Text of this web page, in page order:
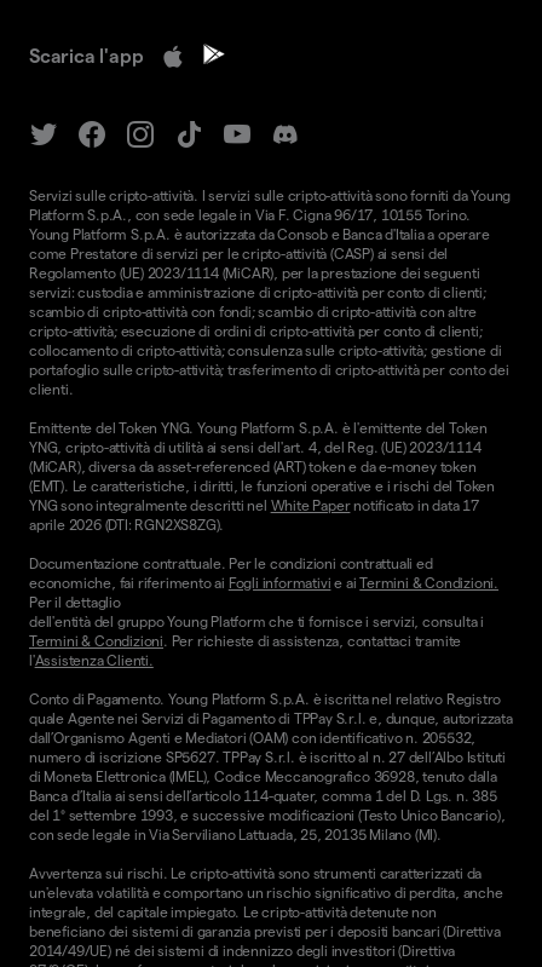
Scarica l'app
Servizi sulle cripto-attività. I servizi sulle cripto-attività sono forniti da Young
Platform S.p.A., con sede legale in Via F. Cigna 96/17, 10155 Torino.
Young Platform S.p.A. è autorizzata da Consob e Banca d'Italia a operare
come Prestatore di servizi per le cripto-attività (CASP) ai sensi del
Regolamento (UE) 2023/1114 (MiCAR), per la prestazione dei seguenti
servizi: custodia e amministrazione di cripto-attività per conto di clienti;
scambio di cripto-attività con fondi; scambio di cripto-attività con altre
cripto-attività; esecuzione di ordini di cripto-attività per conto di clienti;
collocamento di cripto-attività; consulenza sulle cripto-attività; gestione di
portafoglio sulle cripto-attività; trasferimento di cripto-attività per conto dei
clienti.
Emittente del Token YNG. Young Platform S.p.A. è l'emittente del Token
YNG, cripto-attività di utilità ai sensi dell'art. 4, del Reg. (UE) 2023/1114
(MiCAR), diversa da asset-referenced (ART) token e da e-money token
(EMT). Le caratteristiche, i diritti, le funzioni operative e i rischi del Token
YNG sono integralmente descritti nel White Papernotificato in data 17
aprile 2026 (DTI: RGN2XS8ZG).
Documentazione contrattuale. Per le condizioni contrattuali ed
economiche, fai riferimento ai Fogli informativi e aiTermini & Condizioni.
Per il dettaglio
dell'entità del gruppo Young Platform che ti fornisce i servizi, consulta i
Termini & Condizioni. Per richieste di assistenza, contattaci tramite
l'Assistenza Clienti.
Conto di Pagamento. Young Platform S.p.A. è iscritta nel relativo Registro
quale Agente nei Servizi di Pagamento di TPPay S.r.l. e, dunque, autorizzata
dall’Organismo Agenti e Mediatori (OAM) con identificativo n. 205532,
numero di iscrizione SP5627. TPPay S.r.l. è iscritto al n. 27 dell’Albo Istituti
di Moneta Elettronica (IMEL), Codice Meccanografico 36928, tenuto dalla
Banca d’Italia ai sensi dell’articolo 114-quater, comma 1 del D. Lgs. n. 385
del 1° settembre 1993, e successive modificazioni (Testo Unico Bancario),
con sede legale in Via Serviliano Lattuada, 25, 20135 Milano (MI).
Avvertenza sui rischi. Le cripto-attività sono strumenti caratterizzati da
un'elevata volatilità e comportano un rischio significativo di perdita, anche
integrale, del capitale impiegato. Le cripto-attività detenute non
beneficiano dei sistemi di garanzia previsti per i depositi bancari (Direttiva
2014/49/UE) né dei sistemi di indennizzo degli investitori (Direttiva